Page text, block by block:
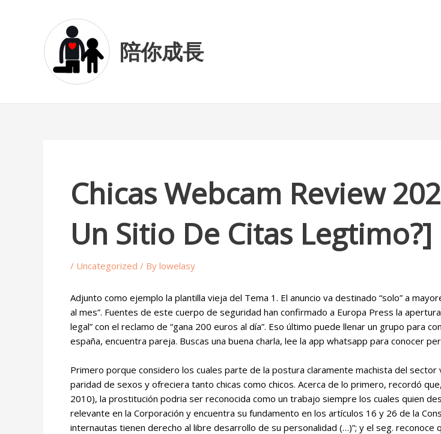
陪你成長
Chicas Webcam Review
Un Sitio De Citas Legtimo?]
/ Uncategorized / By lowelasy
Adjunto como ejemplo la plantilla vieja del Tema 1. El anuncio va destinado “solo” a
al mes”. Fuentes de este cuerpo de seguridad han confirmado a Europa Press la
legal” con el reclamo de “gana 200 euros al día”. Eso último puede llenar un grupo para
españa, encuentra pareja. Buscas una buena charla, lee la app whatsapp para conocer
Primero porque considero los cuales parte de la postura claramente machista del
paridad de sexos y ofreciera tanto chicas como chicos. Acerca de lo primero, recordó
2010), la prostitución podria ser reconocida como un trabajo siempre los cuales quien
relevante en la Corporación y encuentra su fundamento en los artículos 16 y 26 de la
internautas tienen derecho al libre desarrollo de su personalidad (…)”; y el seg.
navigation